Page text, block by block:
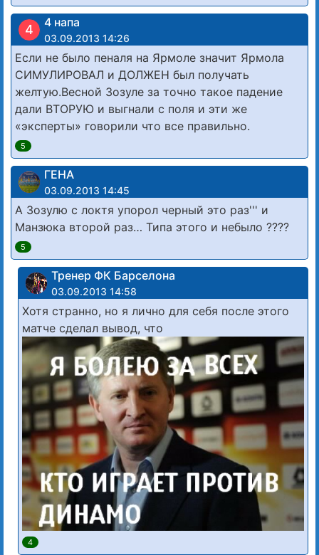
4 4 напа
03.09.2013 14:26
Если не было пеналя на Ярмоле значит Ярмола
СИМУЛИРОВАЛ и ДОЛЖЕН был получать
желтую.Весной Зозуле за точно такое падение
дали ВТОРУЮ и выгнали с поля и эти же
«эксперты» говорили что все правильно.
5
ГЕНА
03.09.2013 14:45
А Зозулю с локтя упорол черный это раз''' и
Манзюка второй раз… Типа этого и небыло ????
5
Тренер ФК Барселона
03.09.2013 14:58
Хотя странно, но я лично для себя после этого
матче сделал вывод, что
4